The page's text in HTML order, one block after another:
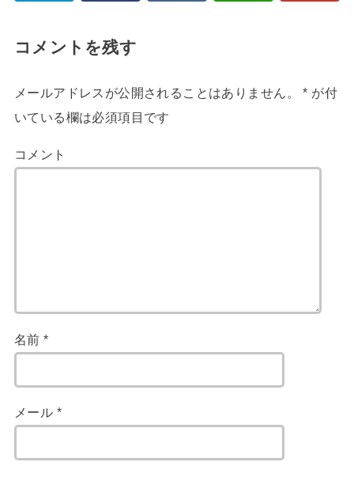
コメントを残す
メールアドレスが公開されることはありません。 * が付
いている欄は必須項目です
コメント
名前*
メール *